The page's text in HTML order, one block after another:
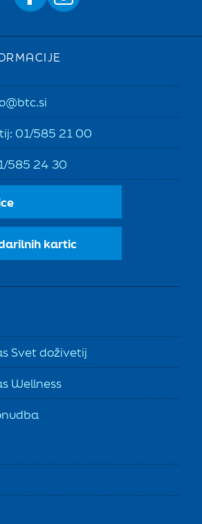
01/585 21 00
585 24 30
kartic
Svet doživetij
Wellness